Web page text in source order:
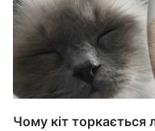
Чому кіт